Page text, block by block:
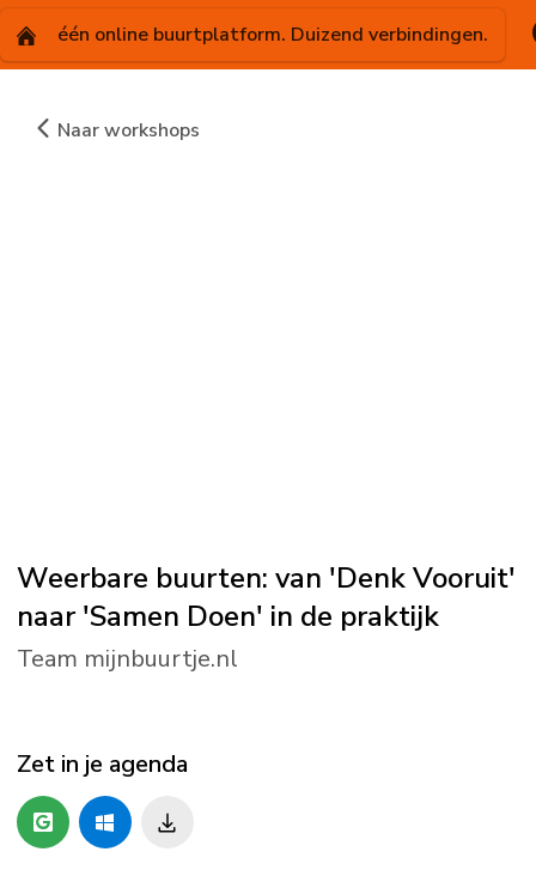
één online buurtplatform. Duizend verbindingen.
Naar workshops
Weerbare buurten: van 'Denk Vooruit'
naar 'Samen Doen' in de praktijk
Team mijnbuurtje.nl
Zet in je agenda